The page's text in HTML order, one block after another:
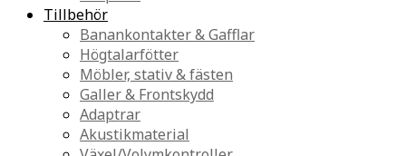
Tillbehör
Banankontakter & Gafflar
Högtalarfötter
Möbler, stativ & fästen
Galler & Frontskydd
Adaptrar
Akustikmaterial